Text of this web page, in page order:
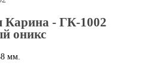
Карина - ГК-1002
оникс
мм.